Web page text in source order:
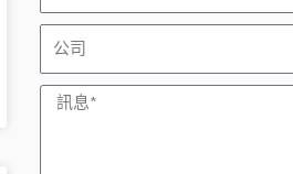
件
話
公
司
訊